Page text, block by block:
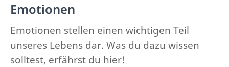
Emotionen
Emotionen stellen einen wichtigen Teil
unseres Lebens dar. Was du dazu wissen
solltest, erfährst du hier!